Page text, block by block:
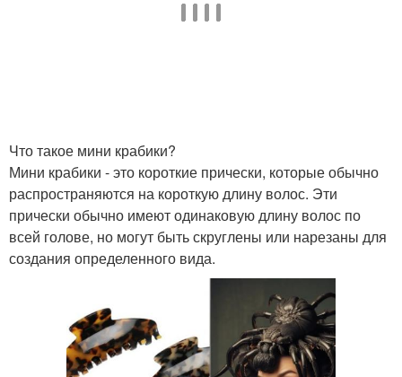
Что такое мини крабики?
Мини крабики - это короткие прически, которые обычно
распространяются на короткую длину волос. Эти
прически обычно имеют одинаковую длину волос по
всей голове, но могут быть скруглены или нарезаны для
создания определенного вида.